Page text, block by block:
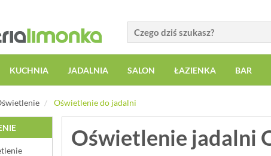
KUCHNIA JADALNIA SALON ŁAZIENKA BAR
Oświetlenie do jadalni
Oświetlenie jadalni